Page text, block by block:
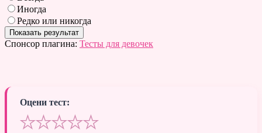
Иногда
Редко или никогда
Спонсор плагина: Тесты для девочек
Оцени тест:
★★★★★